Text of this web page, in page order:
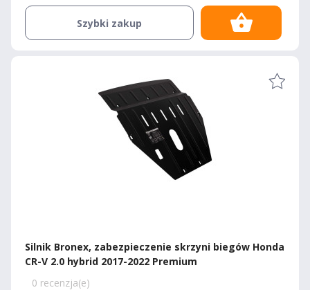
Szybki zakup
Silnik Bronex, zabezpieczenie skrzyni biegów Honda
CR-V 2.0 hybrid 2017-2022 Premium
0 recenzja(e)